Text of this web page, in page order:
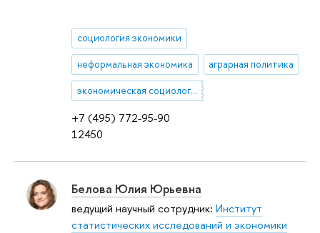
+7 (495) 772-95-90
12450
социология экономики
неформальная экономика аграрная политика
экономическая социология
Белова Юлия Юрьевна
ведущий научный сотрудник: Институт
статистических исследований и экономики